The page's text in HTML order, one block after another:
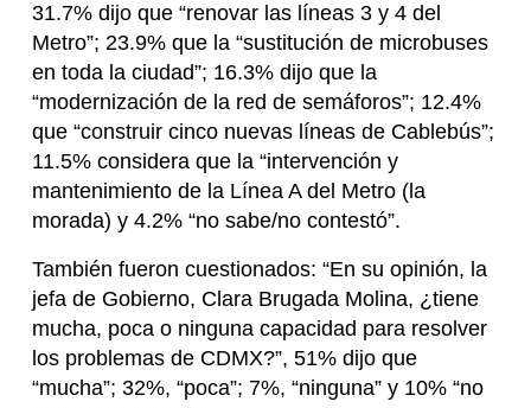
31.7% dijo que “renovar las líneas 3 y 4 del
Metro”; 23.9% que la “sustitución de microbuses
en toda la ciudad”; 16.3% dijo que la
“modernización de la red de semáforos”; 12.4%
que “construir cinco nuevas líneas de Cablebús”;
11.5% considera que la “intervención y
mantenimiento de la Línea A del Metro (la
morada) y 4.2% “no sabe/no contestó”.
También fueron cuestionados: “En su opinión, la
jefa de Gobierno, Clara Brugada Molina, ¿tiene
mucha, poca o ninguna capacidad para resolver
los problemas de CDMX?”, 51% dijo que
“mucha”; 32%, “poca”; 7%, “ninguna” y 10% “no